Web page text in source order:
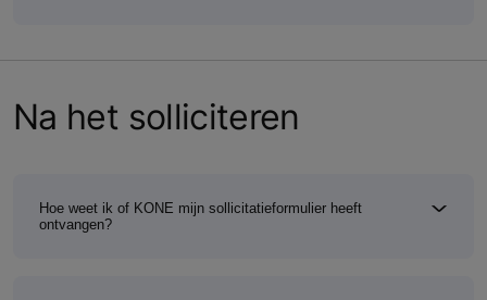
Na het solliciteren
Hoe weet ik of KONE mijn sollicitatieformulier heeft
ontvangen?